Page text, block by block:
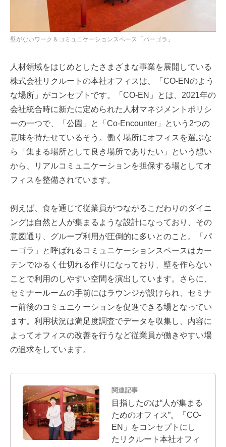
壁がないワーク＆コミュニケーションスペース「パーゴラ」
人材領域をはじめとしたさまざまな事業を展開している
株式会社リクルートの本社オフィスは、「CO-ENのよう
な場所」がコンセプトです。「CO-EN」とは、2021年の
会社統合時に新たに定められた人材マネジメントポリシ
ーの一つで、「公園」と「Co-Encounter」という2つの
意味を持たせているそう。働く場所にオフィスを選ぶな
ら「集まる場所として良き場所でありたい」という想い
から、リアルコミュニケーションを担保する場としてオ
フィスを整備されています。
例えば、食を通じて従業員がつながるこだわりのダイニ
ングは自然と人が集まるような設計になっており、その
意図通り、グループ利用が圧倒的に多いとのこと。「パ
ーゴラ」と呼ばれるコミュニケーションスペースはカー
テンでゆるく仕切れる作りになっており、壁を作らない
ことで利用のしやすい空間を演出しています。さらに、
セミナールームの手前にはラウンジが設けられ、セミナ
ー前後のコミュニケーションを促進できる場となってい
ます。利用状況は満足度調査でデータを収集し、内容に
よってオフィスの改善を行うなど従業員が働きやすい場
の追求をしています。
関連記事
目指したのは“人が集まる
ためのオフィス”。「CO-
EN」をコンセプトにし
たリクルート本社オフィ